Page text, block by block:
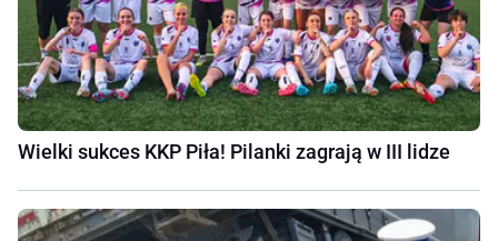
Wielki sukces KKP Piła! Pilanki zagrają w III lidze